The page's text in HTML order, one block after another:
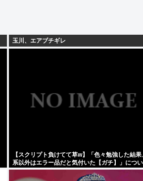
玉川、エアブチギレ
【スクリプト負けてて草w】「色々勉強した結果
系以外はエラー品だと気付いた【ガチ】」につい
て、もっと具体的に話そうか